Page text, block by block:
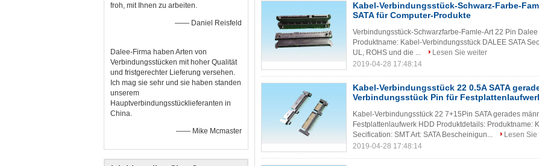
froh, mit Ihnen zu arbeiten.
—— Daniel Reisfeld
Dalee-Firma haben Arten von
Verbindungsstücken mit hoher Qualität
und fristgerechter Lieferung versehen.
Ich mag sie sehr und sie haben standen
unserem
Hauptverbindungsstücklieferanten in
China.
—— Mike Mcmaster
Kabel-Verbindungsstück-Schwarz-Farbe-
SATA für Computer-Produkte
Verbindungsstück-Schwarzfarbe-Famle-Art 22 Pin
Produktname: Kabel-Verbindungsstück DALEE SATA
UL, ROHS und die ...
Lesen Sie weiter
2019-04-28 17:48:14
Kabel-Verbindungsstück 22 0.5A SATA
Verbindungsstück Pin für
Kabel-Verbindungsstück 22 7+15Pin SATA gerades
Festplattenlaufwerk HDD Produktdetails: Produktname:
Secification: SMT Art: SATA Bescheinigun...
Lesen
2019-04-28 17:48:14